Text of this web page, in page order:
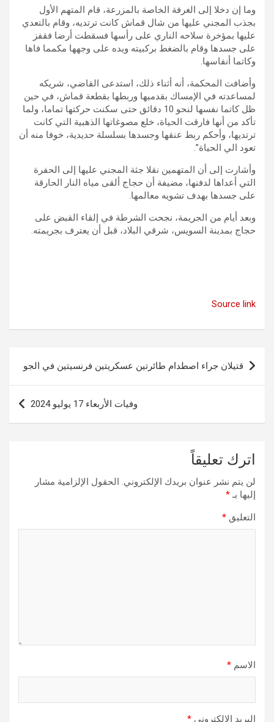
وما إن دخلا إلى الغرفة الخاصة بالمزرعة، قام المتهم الأول
بجذب المجني عليها من شال قماش كانت ترتديه، وقام بالتعدي
عليها بمؤخرة سلاحه الناري على رأسها فسقطت أرضا فقفز
على جسدها وقام بالضغط بركبيته ويده على وجهها مكمما فاها
وكاتما أنفاسها.
وأضافت المحكمة، أنه أثناء ذلك، استدعى القاضي، شريكه
لمساعدته في الإمساك بقدميها وربطها بقطعة قماش، في حين
ظل كاتما نفسها لنحو 10 دقائق حتى سكنت حركتها تماما، ولما
تأكد من أنها فارقت الحياة، خلع مصوغاتها الذهبية التي كانت
ترتديها، وأحكم ربط عنقها وجسدها بسلسلة حديدية، خوفا منه أن
تعود الي الحياة”.
وأشارت إلى أن المتهمين نقلا جثة المجني عليها إلى الحفرة
التي أعداها لدفنها، مضيفة أن حجاج ألقى مياه النار الحارقة
على جسدها بهدف تشويه معالمها.
وبعد أيام من الجريمة، نجحت الشرطة في إلقاء القبض على
حجاج بمدينة السويس، شرقي البلاد، قبل أن يعترف بجريمته.
Source link
تصفّح
المقالات
قتيلان جراء اصطدام طائرتين عسكريتين فرنسيتين في الجو
وفيات الأربعاء 17 يوليو 2024
اترك تعليقاً
لن يتم نشر عنوان بريدك الإلكتروني. الحقول الإلزامية مشار
إليها بـ*
التعليق *
الاسم *
البريد الإلكتروني *